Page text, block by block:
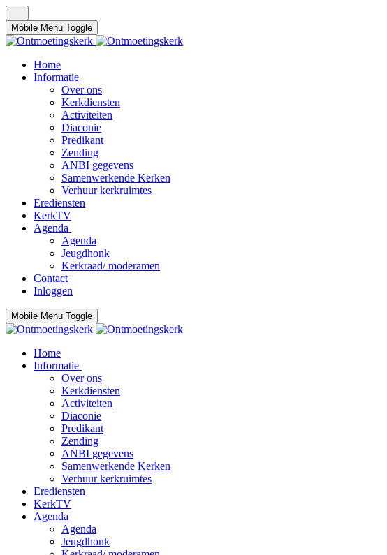
Mobile Menu Toggle
Home
Informatie
Over ons
Kerkdiensten
Activiteiten
Diaconie
Predikant
Zending
ANBI gegevens
Samenwerkende Kerken
Verhuur kerkruimtes
Erediensten
KerkTV
Agenda
Agenda
Jeugdhonk
Kerkraad/ moderamen
Contact
Inloggen
Mobile Menu Toggle
Home
Informatie
Over ons
Kerkdiensten
Activiteiten
Diaconie
Predikant
Zending
ANBI gegevens
Samenwerkende Kerken
Verhuur kerkruimtes
Erediensten
KerkTV
Agenda
Agenda
Jeugdhonk